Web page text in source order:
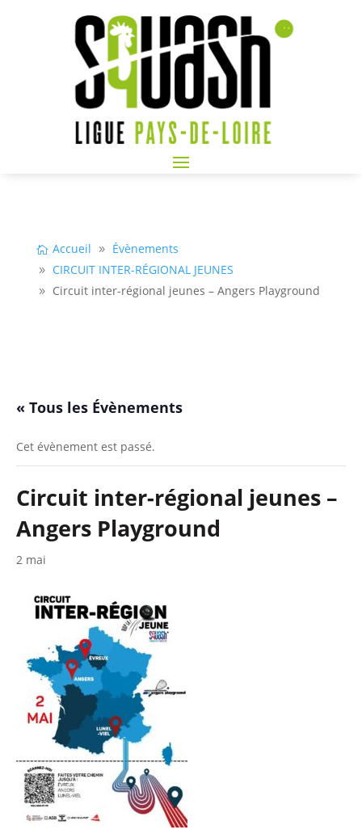
Accueil
Évènements
CIRCUIT INTER-RÉGIONAL JEUNES
Circuit inter-régional jeunes – Angers Playground
« Tous les Évènements
Cet évènement est passé.
Circuit inter-régional jeunes –
Angers Playground
2 mai